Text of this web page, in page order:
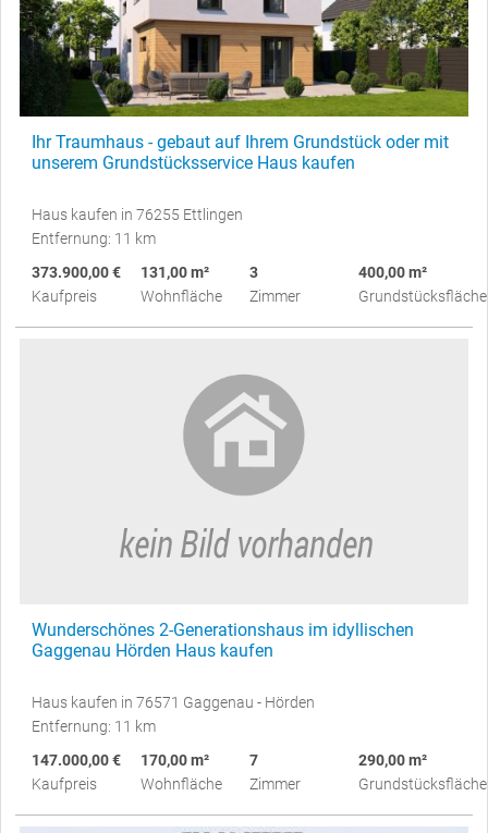
Ihr Traumhaus - gebaut auf Ihrem Grundstück oder mit
unserem Grundstücksservice Haus kaufen
Haus kaufen in 76255 Ettlingen
Entfernung: 11 km
373.900,00 €
Kaufpreis
131,00 m²
Wohnfläche
3
Zimmer
400,00 m²
Grundstücksfläche
Wunderschönes 2-Generationshaus im idyllischen
Gaggenau Hörden Haus kaufen
Haus kaufen in 76571 Gaggenau - Hörden
Entfernung: 11 km
147.000,00 €
Kaufpreis
170,00 m²
Wohnfläche
7
Zimmer
290,00 m²
Grundstücksfläche